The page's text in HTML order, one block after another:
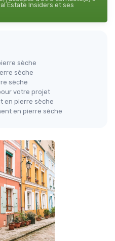
Estate Insiders et ses
sèche
sèche
sèche
votre projet
en pierre sèche
en pierre sèche